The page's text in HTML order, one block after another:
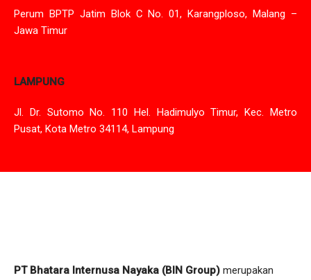
Perum BPTP Jatim Blok C No. 01, Karangploso, Malang –
Jawa Timur
LAMPUNG
Jl. Dr. Sutomo No. 110 Hel. Hadimulyo Timur, Kec. Metro
Pusat, Kota Metro 34114, Lampung
PT Bhatara Internusa Nayaka (BIN Group) merupakan